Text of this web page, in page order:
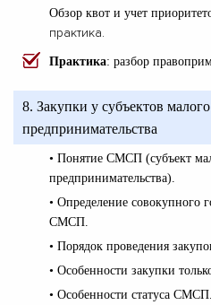
Обзор квот и учет
практика.
Практика: разбор
8. Закупки у субъектов
предпринимательства
• Понятие СМСП (субъект
предпринимательства).
• Определение совокупного
СМСП.
• Порядок проведения
• Особенности закупки
• Особенности статуса СМСП.